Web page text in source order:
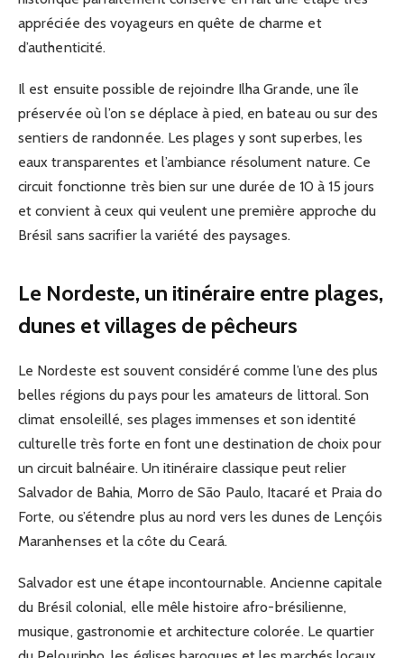
appréciée des voyageurs en quête de charme et
d’authenticité.
Il est ensuite possible de rejoindre Ilha Grande, une île
préservée où l’on se déplace à pied, en bateau ou sur des
sentiers de randonnée. Les plages y sont superbes, les
eaux transparentes et l’ambiance résolument nature. Ce
circuit fonctionne très bien sur une durée de 10 à 15 jours
et convient à ceux qui veulent une première approche du
Brésil sans sacrifier la variété des paysages.
Le Nordeste, un itinéraire entre plages,
dunes et villages de pêcheurs
Le Nordeste est souvent considéré comme l’une des plus
belles régions du pays pour les amateurs de littoral. Son
climat ensoleillé, ses plages immenses et son identité
culturelle très forte en font une destination de choix pour
un circuit balnéaire. Un itinéraire classique peut relier
Salvador de Bahia, Morro de São Paulo, Itacaré et Praia do
Forte, ou s’étendre plus au nord vers les dunes de Lençóis
Maranhenses et la côte du Ceará.
Salvador est une étape incontournable. Ancienne capitale
du Brésil colonial, elle mêle histoire afro-brésilienne,
musique, gastronomie et architecture colorée. Le quartier